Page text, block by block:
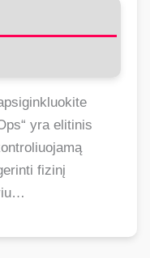
yra elitinis
fizinį